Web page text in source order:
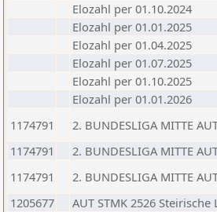
Elozahl per 01.10.2024
Elozahl per 01.01.2025
Elozahl per 01.04.2025
Elozahl per 01.07.2025
Elozahl per 01.10.2025
Elozahl per 01.01.2026
1174791
2. BUNDESLIGA MITTE
1174791
2. BUNDESLIGA MITTE
1174791
2. BUNDESLIGA MITTE
1205677
AUT STMK 2526 Steirische